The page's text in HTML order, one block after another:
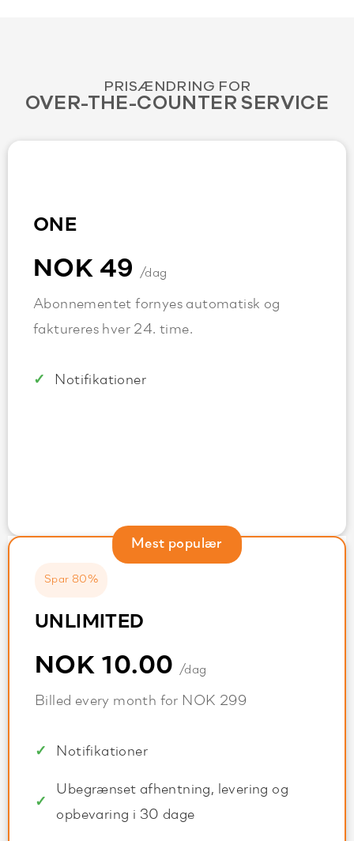
PRISÆNDRING FOR
OVER-THE-COUNTER SERVICE
ONE
NOK 49 /dag
Abonnementet fornyes automatisk og
faktureres hver 24. time.
Notifikationer
Mest populær
Spar 80%
UNLIMITED
NOK 10.00 /dag
Billed every month for NOK 299
Notifikationer
Ubegrænset afhentning, levering og
opbevaring i 30 dage